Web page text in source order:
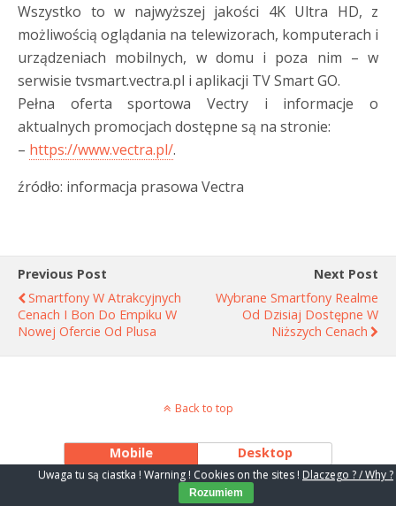
Wszystko to w najwyższej jakości 4K Ultra HD, z
możliwością oglądania na telewizorach, komputerach i
urządzeniach mobilnych, w domu i poza nim – w
serwisie tvsmart.vectra.pl i aplikacji TV Smart GO.
Pełna oferta sportowa Vectry i informacje o
aktualnych promocjach dostępne są na stronie:
– https://www.vectra.pl/.
źródło: informacja prasowa Vectra
Previous Post
Smartfony W Atrakcyjnych
Cenach I Bon Do Empiku W
Nowej Ofercie Od Plusa
Next Post
Wybrane Smartfony Realme
Od Dzisiaj Dostępne W
Niższych Cenach
Back to top
Mobile Desktop
Uwaga tu są ciastka ! Warning ! Cookies on the sites ! Dlaczego ? / Why ?
Rozumiem